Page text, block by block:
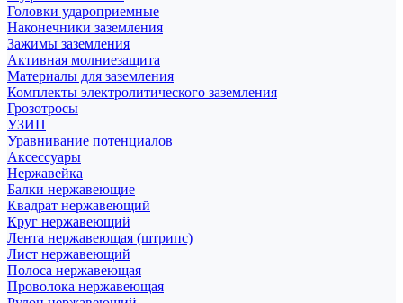
Головки удароприемные
Наконечники заземления
Зажимы заземления
Активная молниезащита
Материалы для заземления
Комплекты электролитического заземления
Грозотросы
УЗИП
Уравнивание потенциалов
Аксессуары
Нержавейка
Балки нержавеющие
Квадрат нержавеющий
Круг нержавеющий
Лента нержавеющая (штрипс)
Лист нержавеющий
Полоса нержавеющая
Проволока нержавеющая